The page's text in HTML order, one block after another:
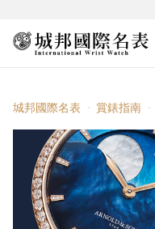
城邦國際名表 賞錶指南